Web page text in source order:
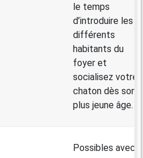
le temps
d’introduire les
différents
habitants du
foyer et
socialisez votre
chaton dès son
plus jeune âge.
Possibles avec